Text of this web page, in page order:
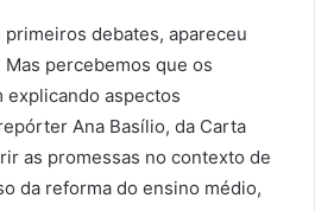
primeiros debates, apareceu
percebemos que os
explicando aspectos
Ana Basílio, da Carta
as promessas no contexto de
da reforma do ensino médio,